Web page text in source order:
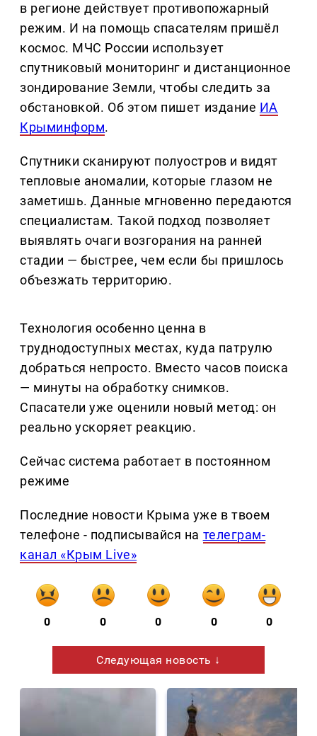
в регионе действует противопожарный
режим. И на помощь спасателям пришёл
космос. МЧС России использует
спутниковый мониторинг и дистанционное
зондирование Земли, чтобы следить за
обстановкой. Об этом пишет издание ИА
Крыминформ.
Спутники сканируют полуостров и видят
тепловые аномалии, которые глазом не
заметишь. Данные мгновенно передаются
специалистам. Такой подход позволяет
выявлять очаги возгорания на ранней
стадии — быстрее, чем если бы пришлось
объезжать территорию.
Технология особенно ценна в
труднодоступных местах, куда патрулю
добраться непросто. Вместо часов поиска
— минуты на обработку снимков.
Спасатели уже оценили новый метод: он
реально ускоряет реакцию.
Сейчас система работает в постоянном
режиме
Последние новости Крыма уже в твоем
телефоне - подписывайся на телеграм-
канал «Крым Live»
0 0 0 0 0
Следующая новость ↓